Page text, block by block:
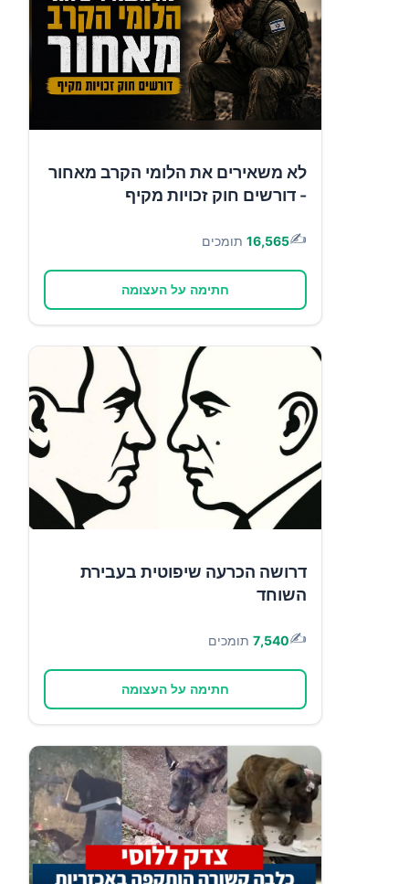
לא משאירים את הלומי הקרב מאחור
- דורשים חוק זכויות מקיף
✍️
16,565 תומכים
חתימה על העצומה
דרושה הכרעה שיפוטית בעבירת
השוחד
✍️
7,540 תומכים
חתימה על העצומה